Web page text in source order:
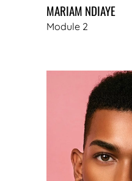
MARIAM NDIAYE
Module 2